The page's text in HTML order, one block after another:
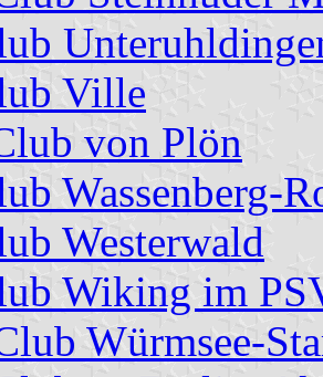
Ville
von Plön
Wassenberg-
Westerwald
Wiking im
Würmsee-